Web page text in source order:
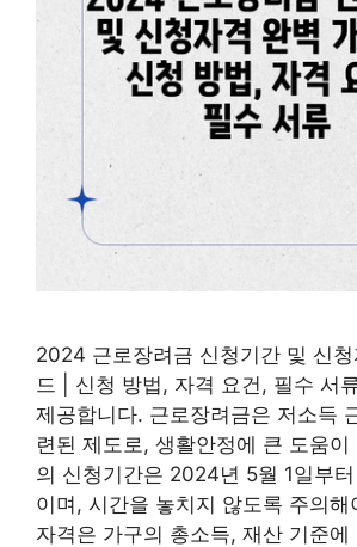
2024 근로장려금 신청기간 및 신
드 | 신청 방법, 자격 요건, 필수 서
제공합니다. 근로장려금은 저소득
련된 제도로, 생활안정에 큰 도움
의 신청기간은 2024년 5월 1일부
이며, 시간을 놓치지 않도록 주의해
자격은 가구의 총소득, 재산 기준에